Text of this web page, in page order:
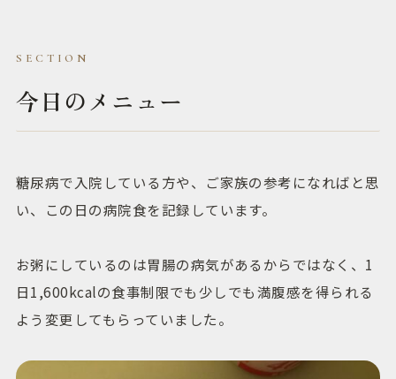
今日のメニュー
糖尿病で入院している方や、ご家族の参考になればと思
い、この日の病院食を記録しています。
お粥にしているのは胃腸の病気があるからではなく、1
日1,600kcalの食事制限でも少しでも満腹感を得られる
よう変更してもらっていました。